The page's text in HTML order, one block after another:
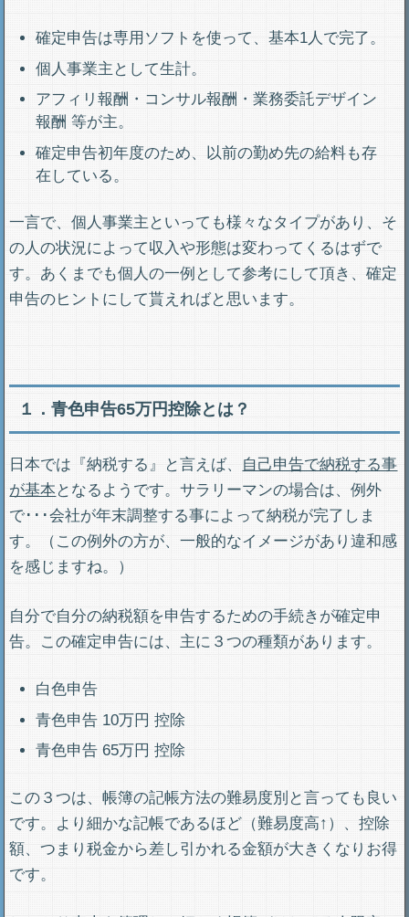
確定申告は専用ソフトを使って、基本1人で完了。
個人事業主として生計。
アフィリ報酬・コンサル報酬・業務委託デザイン
報酬 等が主。
確定申告初年度のため、以前の勤め先の給料も存
在している。
一言で、個人事業主といっても様々なタイプがあり、そ
の人の状況によって収入や形態は変わってくるはずで
す。あくまでも個人の一例として参考にして頂き、確定
申告のヒントにして貰えればと思います。
１．青色申告65万円控除とは？
日本では『納税する』と言えば、 自己申告で納税する事
が基本 となるようです。サラリーマンの場合は、例外
で･･･会社が年末調整する事によって納税が完了しま
す。（この例外の方が、一般的なイメージがあり違和感
を感じますね。）
自分で自分の納税額を申告するための手続きが確定申
告。この確定申告には、主に３つの種類があります。
白色申告
青色申告 10万円 控除
青色申告 65万円 控除
この３つは、帳簿の記帳方法の難易度別と言っても良い
です。より細かな記帳であるほど（難易度高↑）、控除
額、つまり税金から差し引かれる金額が大きくなりお得
です。